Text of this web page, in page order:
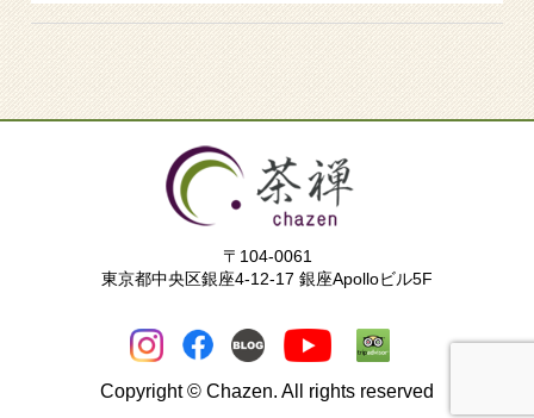
〒104-0061
東京都中央区銀座4-12-17 銀座Apolloビル5F
Copyright © Chazen. All rights reserved